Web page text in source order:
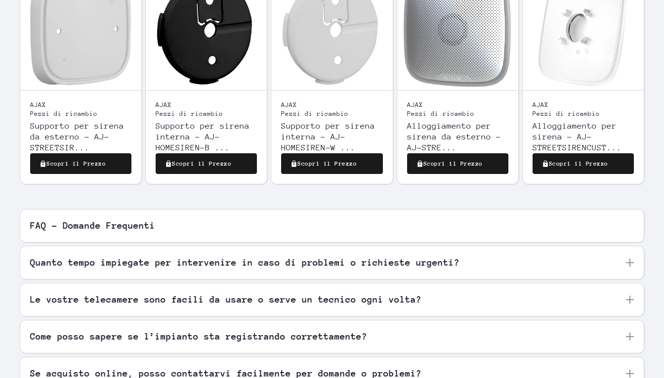
AJAX
Pezzi di ricambio
Supporto per sirena
da esterno - AJ-
STREETSIR...
Scopri il Prezzo
AJAX
Pezzi di ricambio
Supporto per sirena
interna - AJ-
HOMESIREN-B ...
Scopri il Prezzo
AJAX
Pezzi di ricambio
Supporto per sirena
interna - AJ-
HOMESIREN-W ...
Scopri il Prezzo
AJAX
Pezzi di ricambio
Alloggiamento per
sirena da esterno -
AJ-STRE...
Scopri il Prezzo
AJAX
Pezzi di ricambio
Alloggiamento per
sirena - AJ-
STREETSIRENCUST...
Scopri il Prezzo
FAQ - Domande Frequenti
Quanto tempo impiegate per intervenire in caso di problemi o richieste urgenti?
Le vostre telecamere sono facili da usare o serve un tecnico ogni volta?
Come posso sapere se l’impianto sta registrando correttamente?
Se acquisto online, posso contattarvi facilmente per domande o problemi?